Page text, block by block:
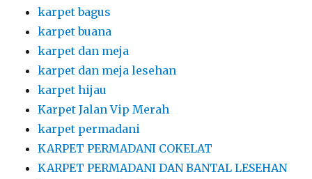
karpet bagus
karpet buana
karpet dan meja
karpet dan meja lesehan
karpet hijau
Karpet Jalan Vip Merah
karpet permadani
KARPET PERMADANI COKELAT
KARPET PERMADANI DAN BANTAL LESEHAN